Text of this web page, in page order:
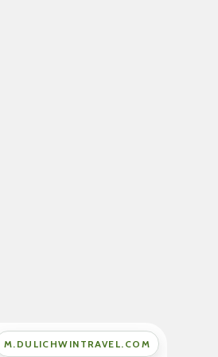
M.DULICHWINTRAVEL.COM